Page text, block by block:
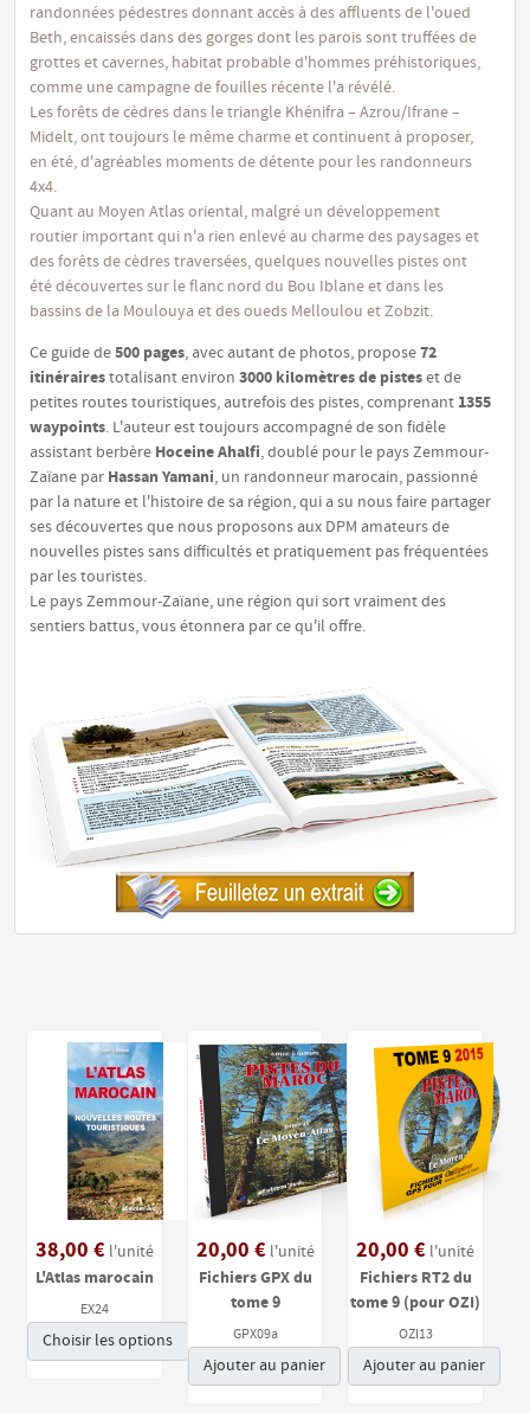
randonnées pédestres donnant accès à des affluents de l'oued
Beth, encaissés dans des gorges dont les parois sont truffées de
grottes et cavernes, habitat probable d'hommes préhistoriques,
comme une campagne de fouilles récente l'a révélé.
Les forêts de cèdres dans le triangle Khénifra – Azrou/Ifrane –
Midelt, ont toujours le même charme et continuent à proposer,
en été, d'agréables moments de détente pour les randonneurs
4x4.
Quant au Moyen Atlas oriental, malgré un développement
routier important qui n'a rien enlevé au charme des paysages et
des forêts de cèdres traversées, quelques nouvelles pistes ont
été découvertes sur le flanc nord du Bou Iblane et dans les
bassins de la Moulouya et des oueds Melloulou et Zobzit.
Ce guide de500 pages, avec autant de photos, propose72
itinérairestotalisant environ 3000 kilomètres de pisteset de
petites routes touristiques, autrefois des pistes, comprenant 1355
waypoints. L'auteur est toujours accompagné de son fidèle
assistant berbère Hoceine Ahalfi, doublé pour le pays Zemmour-
Zaïane par Hassan Yamani, un randonneur marocain, passionné
par la nature et l'histoire de sa région, qui a su nous faire partager
ses découvertes que nous proposons aux DPM amateurs de
nouvelles pistes sans difficultés et pratiquement pas fréquentées
par les touristes.
Le pays Zemmour-Zaïane, une région qui sort vraiment des
sentiers battus, vous étonnera par ce qu'il offre.
38,00 € l'unité
L'Atlas marocain
EX24
Choisir les options
20,00 € l'unité
Fichiers GPX du
tome 9
GPX09a
Ajouter au panier
20,00 € l'unité
Fichiers RT2 du
tome 9 (pour OZI)
OZI13
Ajouter au panier